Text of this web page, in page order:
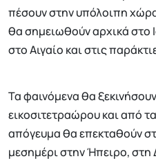
πέσουν στην υπόλοιπη
θα σημειωθούν αρχικά στο
στο Αιγαίο και στις
Τα φαινόμενα θα
εικοσιτετραώρου και από
απόγευμα θα επεκταθούν
μεσημέρι στην Ήπειρο, στη